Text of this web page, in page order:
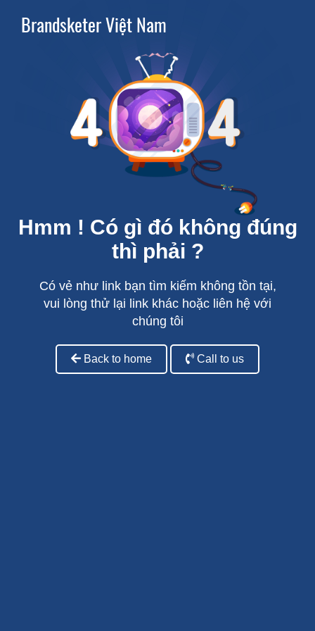
Brandsketer Việt Nam
Hmm ! Có gì đó không đúng
thì phải ?
Có vẻ như link bạn tìm kiếm không tồn tại,
vui lòng thử lại link khác hoặc liên hệ với
chúng tôi
Back to home Call to us